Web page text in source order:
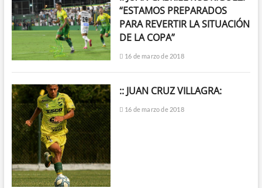
“ESTAMOS PREPARADOS
PARA REVERTIR LA SITUACIÓN
DE LA COPA”
16 de marzo de 2018
:: JUAN CRUZ VILLAGRA:
16 de marzo de 2018